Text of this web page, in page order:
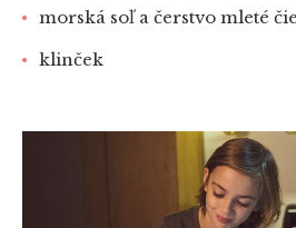
morská soľ a čerstvo mleté
klinček